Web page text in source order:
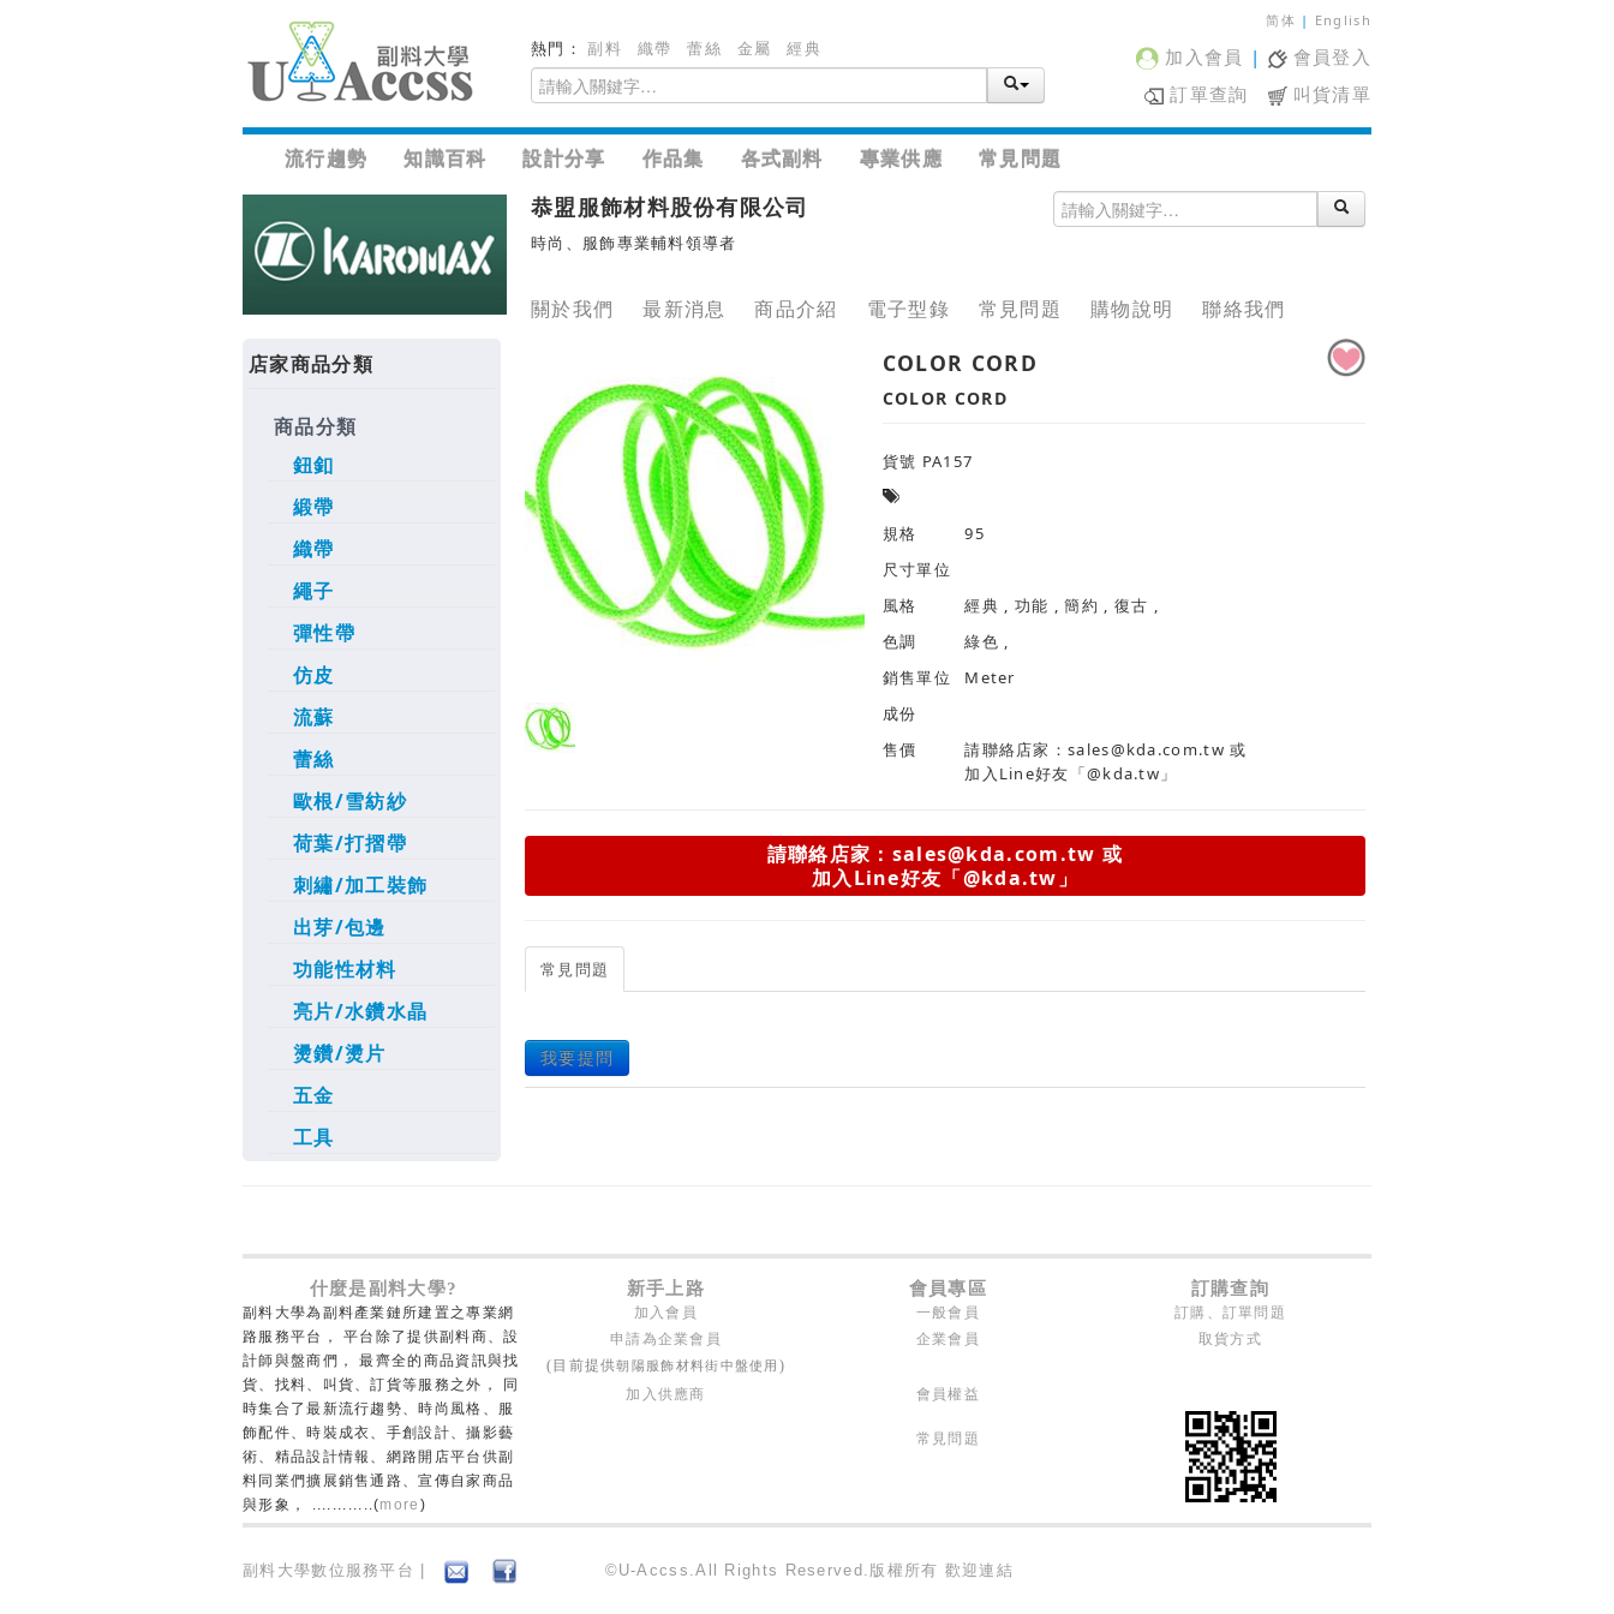
熱門：副料 織帶 蕾絲 金屬 經典
简体 | English
加入會員 |
會員登入
訂單查詢
叫貨清單
流行趨勢 知識百科 設計分享 作品集 各式副料 專業供應 常見問題
恭盟服飾材料股份有限公司
時尚、服飾專業輔料領導者
關於我們 最新消息 商品介紹 電子型錄 常見問題 購物說明 聯絡我們
店家商品分類
商品分類
鈕釦
緞帶
織帶
繩子
彈性帶
仿皮
流蘇
蕾絲
歐根/雪紡紗
荷葉/打摺帶
刺繡/加工裝飾
出芽/包邊
功能性材料
亮片/水鑽水晶
燙鑽/燙片
五金
工具
COLOR CORD
COLOR CORD
貨號 PA157
規格
95
尺寸單位
風格
經典 , 功能 , 簡約 , 復古 ,
色調
綠色 ,
銷售單位
成份
售價
請聯絡店家：sales@kda.com.tw或
加入Line好友「@kda.tw」
請聯絡店家：sales@kda.com.tw 或
加入Line好友「@kda.tw」
常見問題
我要提問
什麼是副料大學? 新手上路 會員專區 訂購查詢
副料大學為副料產業鏈所建置之專業網
路服務平台， 平台除了提供副料商、設
計師與盤商們， 最齊全的商品資訊與找
貨、找料、叫貨、訂貨等服務之外， 同
時集合了最新流行趨勢、時尚風格、服
飾配件、時裝成衣、手創設計、攝影藝
術、精品設計情報、網路開店平台供副
料同業們擴展銷售通路、宣傳自家商品
與形象， ............(more )
加入會員 一般會員
訂購、訂單問題
申請為企業會員
(目前提供朝陽服飾材料街中盤使用 )
企業會員 取貨方式
加入供應商 會員權益
常見問題
副料大學數位服務平台 | ©U-Accss.All Rights Reserved.版權所有 歡迎連結